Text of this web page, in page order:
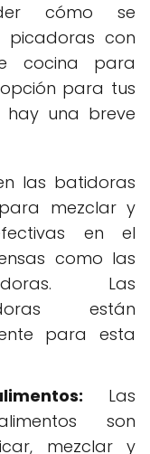
cómo se
picadoras con
cocina para
para tus
hay una breve
las batidoras
mezclar y
en el
como las
Las
están
para esta
Las
son
mezclar y